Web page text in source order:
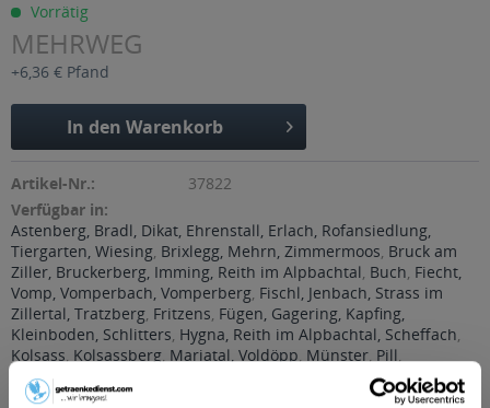
Vorrätig
MEHRWEG
+6,36 € Pfand
In den Warenkorb
Artikel-Nr.:
37822
Verfügbar in:
Astenberg, Bradl, Dikat, Ehrenstall, Erlach, Rofansiedlung,
Tiergarten, Wiesing, Brixlegg, Mehrn, Zimmermoos, Bruck am
Ziller, Bruckerberg, Imming, Reith im Alpbachtal, Buch, Fiecht,
Vomp, Vomperbach, Vomperberg, Fischl, Jenbach, Strass im
Zillertal, Tratzberg, Fritzens, Fügen, Gagering, Kapfing,
Kleinboden, Schlitters, Hygna, Reith im Alpbachtal, Scheffach,
Kolsass, Kolsassberg, Mariatal, Voldöpp, Münster, Pill,
Schlagturn, Stans
Schlitters, Strass im Zillertal,
Schwaz,Wattens